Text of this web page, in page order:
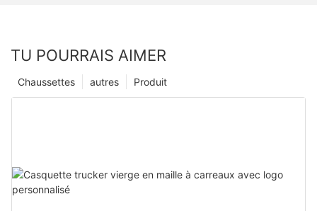
TU POURRAIS AIMER
Produit
autres
Chaussettes